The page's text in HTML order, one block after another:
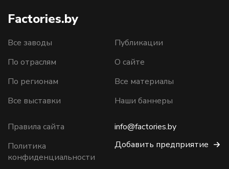
Factories.by
Все заводы
По отраслям
По регионам
Все выставки
Публикации
О сайте
Все материалы
Наши баннеры
Правила сайта
Политика
конфиденциальности
info@factories.by
Добавить предприятие